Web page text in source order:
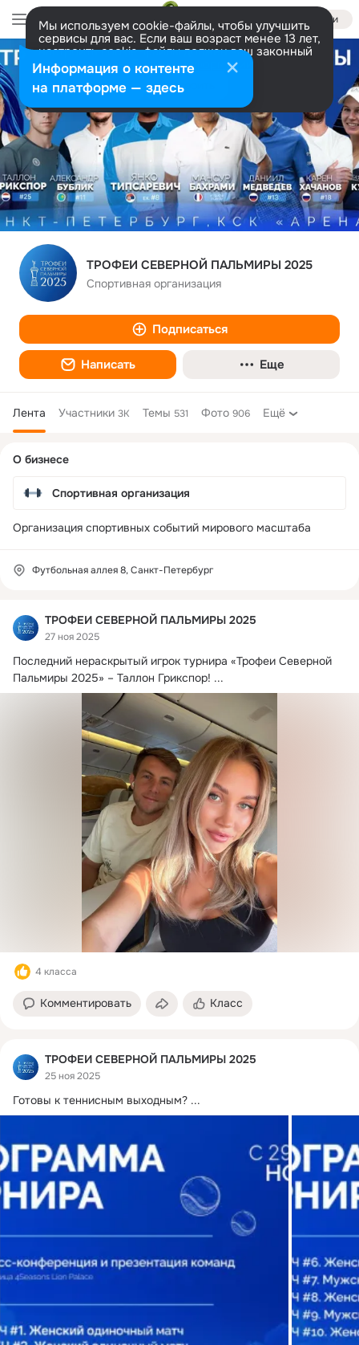
Войти
Мы используем cookie-файлы, чтобы улучшить
сервисы для вас. Если ваш возраст менее 13 лет,
настроить cookie-файлы должен ваш законный
представитель. Больше информации
Разрешить все Настроить
ТРОФЕИ СЕВЕРНОЙ ПАЛЬМИРЫ 2025
Спортивная организация
Подписаться
Написать Еще
Лента Участники 3K Темы 531 Фото 906 Ещё
ТРОФЕИ СЕВЕРНОЙ ПАЛЬМИРЫ 2025
27 ноя 2025
Последний нераскрытый игрок турнира «Трофеи Северной
Пальмиры 2025» – Таллон Грикспор! ...
4 класса
Комментировать Класс
ТРОФЕИ СЕВЕРНОЙ ПАЛЬМИРЫ 2025
25 ноя 2025
Готовы к теннисным выходным? ...
колонка
О бизнесе
Спортивная организация
Организация спортивных событий мирового масштаба
Футбольная аллея 8, Санкт-Петербург
Информация о контенте
на платформе — здесь